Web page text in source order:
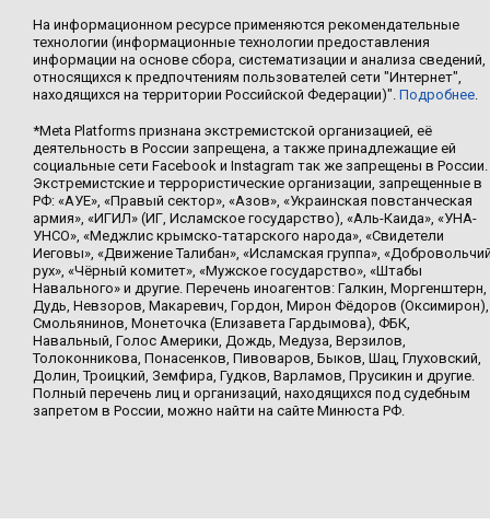
На информационном ресурсе применяются рекомендательные
технологии (информационные технологии предоставления
информации на основе сбора, систематизации и анализа сведений,
относящихся к предпочтениям пользователей сети "Интернет",
находящихся на территории Российской Федерации)". Подробнее.
*Meta Platforms признана экстремистской организацией, её
деятельность в России запрещена, а также принадлежащие ей
социальные сети Facebook и Instagram так же запрещены в России.
Экстремистские и террористические организации, запрещенные в
РФ: «АУЕ», «Правый сектор», «Азов», «Украинская повстанческая
армия», «ИГИЛ» (ИГ, Исламское государство), «Аль-Каида», «УНА-
УНСО», «Меджлис крымско-татарского народа», «Свидетели
Иеговы», «Движение Талибан», «Исламская группа»,
рух», «Чёрный комитет», «Мужское государство», «Штабы
Навального» и другие. Перечень иноагентов: Галкин, Моргенштерн,
Дудь, Невзоров, Макаревич, Гордон, Мирон Фёдоров (Оксимирон),
Смольянинов, Монеточка (Елизавета Гардымова), ФБК,
Навальный, Голос Америки, Дождь, Медуза, Верзилов,
Толоконникова, Понасенков, Пивоваров, Быков, Шац, Глуховский,
Долин, Троицкий, Земфира, Гудков, Варламов, Прусикин и другие.
Полный перечень лиц и организаций, находящихся под судебным
запретом в России, можно найти на сайте Минюста РФ.